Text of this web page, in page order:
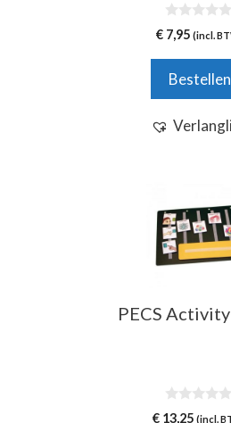
0
v
5
€ 7,95 (incl.
Bestellen
PECS
0
€ 13,25 (incl.